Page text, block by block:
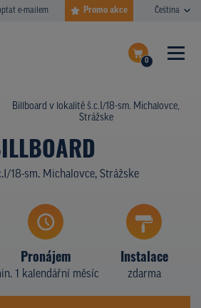
e-mailem Promo akce Čeština
0
Dokončit poptávku
ČASTÉ DOTAZY
PLOCHY V AKCI
TYPY NOSIČŮ
Z PRAXE
Billboard v lokalitě š.c.I/18-sm. Michalovce,
Strážske
18-sm. Michalovce, Strážske
Pronájem
1 kalendářní měsíc
Instalace
zdarma